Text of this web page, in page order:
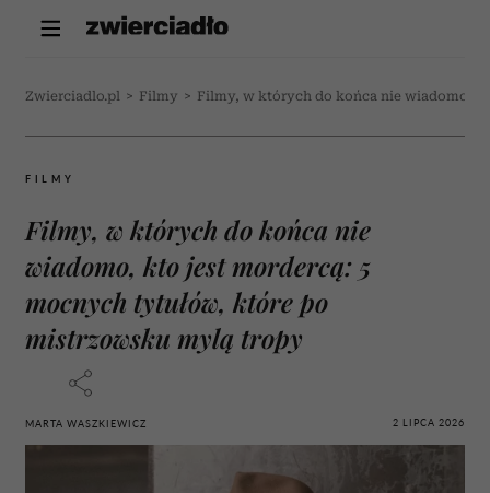
Zwierciadlo.pl > Filmy > Filmy, w których do końca nie wiadomo,
FILMY
Filmy, w których do końca nie
wiadomo, kto jest mordercą: 5
mocnych tytułów, które po
mistrzowsku mylą tropy
MARTA WASZKIEWICZ 2 LIPCA 2026